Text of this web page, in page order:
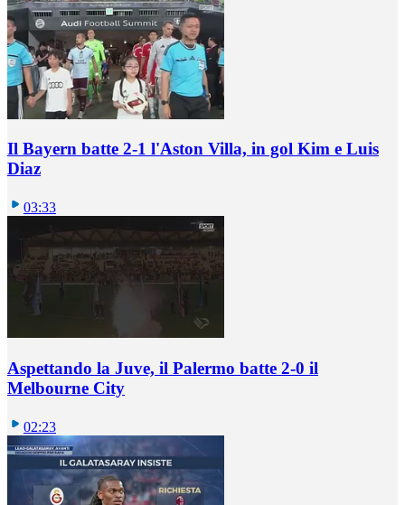
Il Bayern batte 2-1 l'Aston Villa, in gol Kim e Luis
Diaz
03:33
Aspettando la Juve, il Palermo batte 2-0 il
Melbourne City
02:23